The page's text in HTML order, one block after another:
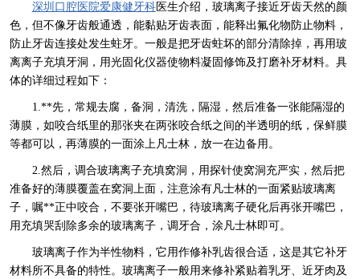
深圳口腔医院爱康健牙科医生介绍，玻璃离子接近牙齿天然的颜
色，但不像牙齿般通透，能黏贴牙齿表面，能释出氟化物防止物料，
防止牙齿连接处发生蛀牙。一般是把牙齿蛀坏的部分清除掉，再用玻
离离子充填牙洞，用光固化仪器使物料凝固修饰及打磨补牙材料。具
体的详细过程如下：
1.**先，常规去腐，备洞，清洗，隔湿，然后准备一张能隔湿的
薄膜，如咬合纸里的那张夹在两张咬合纸之间的半透明的纸，保鲜膜
等都可以，再薄膜的一面涂上凡士林，放一在边备用。
2.然后，调合玻璃离子充填窝洞，用探针使窝洞充严实，然后把
准备好的薄膜覆盖在窝洞上面，注意涂有凡士林的一面紧贴玻璃离
子，嘱**正中咬合，不要张开嘴巴，待玻璃离子硬化后再张开嘴巴，
用充填哭刮除多余的玻璃离子，调牙合，涂凡士林即可。
玻璃离子作为半性物料，它用作修补乳齿很合适，这是其它补牙
材料所不具备的特性。玻璃离子一般用来修补紧贴着乳牙、近牙肉及